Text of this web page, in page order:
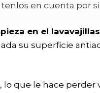
en cuenta por
en el lavavajillas
su superficie
, lo que le hace perder